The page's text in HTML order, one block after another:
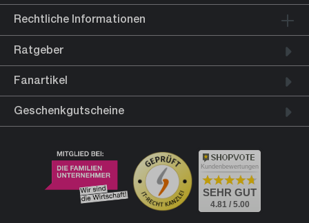
Rechtliche Informationen
Ratgeber
Fanartikel
Geschenkgutscheine
Kundenbewertungen
SEHR GUT
4.81 / 5.00